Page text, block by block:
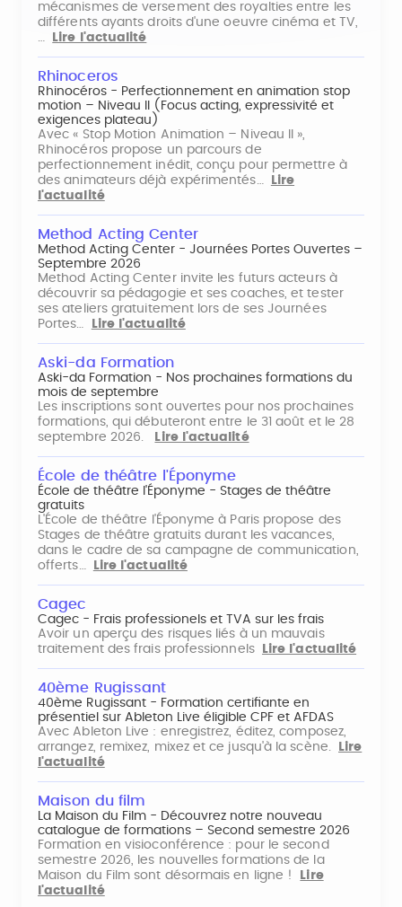
mécanismes de versement des royalties entre les
différents ayants droits d'une oeuvre cinéma et TV,
Lire l'actualité
Rhinoceros
Rhinocéros - Perfectionnement en animation stop
motion – Niveau II (Focus acting, expressivité et
exigences plateau)
Avec « Stop Motion Animation – Niveau II »,
Rhinocéros propose un parcours de
perfectionnement inédit, conçu pour permettre à
des animateurs déjà expérimentés…
Lire
l'actualité
Method Acting Center
Method Acting Center - Journées Portes Ouvertes –
Septembre 2026
Method Acting Center invite les futurs acteurs à
découvrir sa pédagogie et ses coaches, et tester
ses ateliers gratuitement lors de ses Journées
Portes…
Lire l'actualité
Aski-da Formation
Aski-da Formation - Nos prochaines formations du
mois de septembre
Les inscriptions sont ouvertes pour nos prochaines
formations, qui débuteront entre le 31 août et le 28
septembre 2026.
Lire l'actualité
École de théâtre l'Éponyme
École de théâtre l'Éponyme - Stages de théâtre
gratuits
L'École de théâtre l'Éponyme à Paris propose des
Stages de théâtre gratuits durant les vacances,
dans le cadre de sa campagne de communication,
offerts…
Lire l'actualité
Cagec
Cagec - Frais professionels et TVA sur les frais
Avoir un aperçu des risques liés à un mauvais
traitement des frais professionnels
Lire l'actualité
40ème Rugissant
40ème Rugissant - Formation certifiante en
présentiel sur Ableton Live éligible CPF et AFDAS
Avec Ableton Live : enregistrez, éditez, composez,
arrangez, remixez, mixez et ce jusqu'à la scène.
Lire
l'actualité
Maison du film
La Maison du Film - Découvrez notre nouveau
catalogue de formations – Second semestre 2026
Formation en visioconférence : pour le second
semestre 2026, les nouvelles formations de la
Maison du Film sont désormais en ligne !
Lire
l'actualité